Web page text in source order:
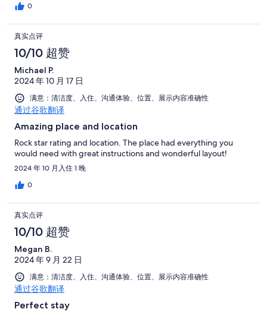
0
真实点评
10/10 超赞
Michael P.
2024 年 10 月 17 日
满意：清洁度、入住、沟通体验、位置、展示内容准确性
通过谷歌翻译
Amazing place and location
Rock star rating and location. The place had everything you
would need with great instructions and wonderful layout!
2024 年 10 月入住 1 晚
0
真实点评
10/10 超赞
Megan B.
2024 年 9 月 22 日
满意：清洁度、入住、沟通体验、位置、展示内容准确性
通过谷歌翻译
Perfect stay